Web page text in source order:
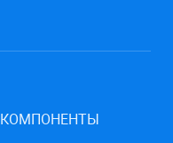
КОМПОНЕНТЫ